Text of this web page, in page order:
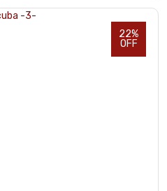
22%
OFF